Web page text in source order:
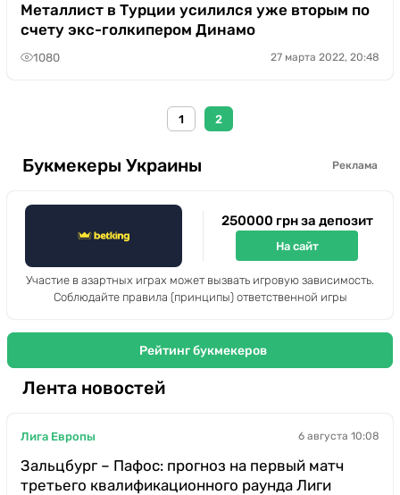
Металлист в Турции усилился уже вторым по
счету экс-голкипером Динамо
1080 27 марта 2022, 20:48
1 2
Букмекеры Украины Реклама
250000 грн за депозит
На сайт
Участие в азартных играх может вызвать игровую зависимость.
Соблюдайте правила (принципы) ответственной игры
Рейтинг букмекеров
Лента новостей
Лига Европы 6 августа 10:08
Зальцбург – Пафос: прогноз на первый матч
третьего квалификационного раунда Лиги